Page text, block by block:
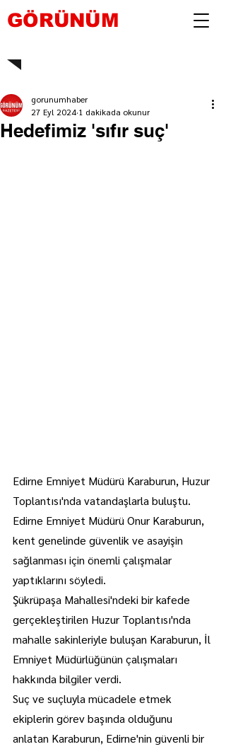
GÖRÜNÜM
Hedefimiz 'sıfır suç'
gorunumhaber
27 Eyl 2024 1 dakikada okunur
Edirne Emniyet Müdürü Karaburun, Huzur
Toplantısı'nda vatandaşlarla buluştu.
Edirne Emniyet Müdürü Onur Karaburun,
kent genelinde güvenlik ve asayişin
sağlanması için önemli çalışmalar
yaptıklarını söyledi.
Şükrüpaşa Mahallesi'ndeki bir kafede
gerçekleştirilen Huzur Toplantısı'nda
mahalle sakinleriyle buluşan Karaburun, İl
Emniyet Müdürlüğünün çalışmaları
hakkında bilgiler verdi.
Suç ve suçluyla mücadele etmek
ekiplerin görev başında olduğunu
anlatan Karaburun, Edirne'nin güvenli bir